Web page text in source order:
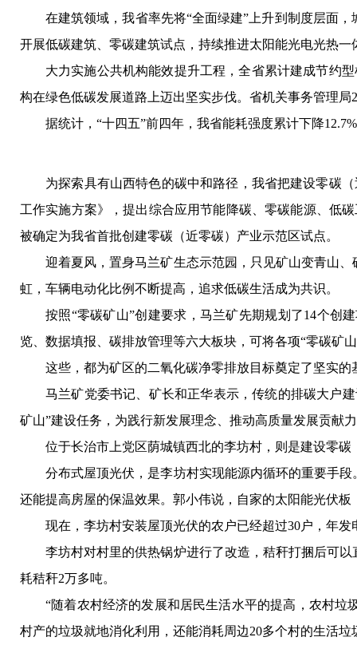
在建筑领域，我省率先将“全面绿建”上升到制度层面
开展低碳建筑、零碳建筑试点，持续推进太阳能光电光热
大力实施公共机构能效提升工程，全省累计建成节约
构在绿色低碳发展道路上迈出坚实步伐。省机关事务管理局
据统计，“十四五”前四年，我省能耗强度累计下降
为探索具有山西特色的碳中和路径，我省把建设零碳
工作实施方案》，提出综合应用节能降碳、零碳能源、低
被确定为我省首批创建零碳（近零碳）产业示范区试点。
迎着夏风，置身马兰矿生态示范园，只见矿山变青山
虹，车辆电动化比例不断提高，追求低碳生活成为共识。
按照“零碳矿山”创建要求，马兰矿先期规划了14个创
览、数据填报、碳排放管理等六大板块，可将各项“零碳矿
这些，都为矿区的二氧化碳净零排放目标奠定了坚实
马兰矿党委书记、矿长和正华表示，传统的排碳大户
矿山”建设任务，为践行新发展理念、推动高质量发展贡献
位于长治市上党区荫城镇西北的李坊村，则是建设零
分布式屋顶光伏，是李坊村实现能源内循环的重要手
还能提高房屋的保温效果。郭小伟说，自家的太阳能光伏
现在，李坊村安装屋顶光伏的农户已经超过30户，年
李坊村对村里的供热锅炉进行了改造，秸秆打捆后可
耗秸秆2万多吨。
“随着农村经济的发展和居民生活水平的提高，农村
村产的垃圾就地消化利用，还能消耗周边20多个村的生活